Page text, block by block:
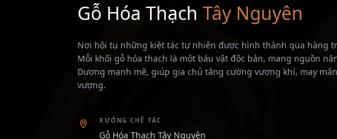
Gỗ Hóa Thạch Tây Nguyên
Nơi hội tụ những kiệt tác tự nhiên được hình thành qua hàng
Mỗi khối gỗ hóa thạch là một báu vật độc bản, mang nguồn
Dương mạnh mẽ, giúp gia chủ tăng cường vượng khí, may
vượng.
XƯỞNG CHẾ TÁC
Gỗ Hóa Thạch Tây Nguyên